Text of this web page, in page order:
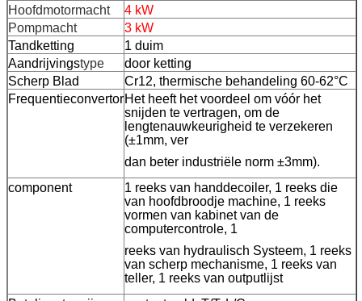
Hoofdmotormacht
4 kW
Pompmacht
3 kW
Tandketting
1 duim
Aandrijvingstype
door ketting
Scherp Blad
Cr12, thermische behandeling 60-62°C
FrequentieconvertorHet heeft het voordeel om vóór het
snijden te vertragen, om de
lengtenauwkeurigheid te verzekeren
(±1mm, ver
dan beter industriële norm ±3mm).
component
1 reeks van handdecoiler, 1 reeks die
van hoofdbroodje machine, 1 reeks
vormen van kabinet van de
computercontrole, 1
reeks van hydraulisch Systeem, 1 reeks
van scherp mechanisme, 1 reeks van
teller, 1 reeks van outputlijst